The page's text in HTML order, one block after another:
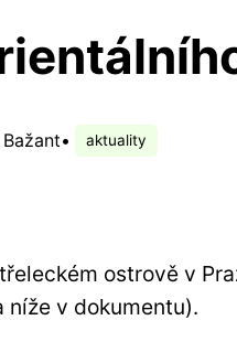
• aktuality
ostrově v
níže v dokumentu).